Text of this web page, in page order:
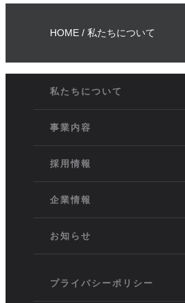
HOME 私たちについて
私たちについて
事業内容
採用情報
企業情報
お知らせ
プライバシーポリシー